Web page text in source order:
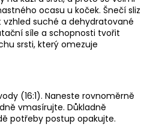
ocasu u koček. Šnečí sliz
suché a dehydratované
síle a schopnosti tvořit
srsti, který omezuje
(16:1). Naneste rovnoměrně
vmasírujte. Důkladně
potřeby postup opakujte.